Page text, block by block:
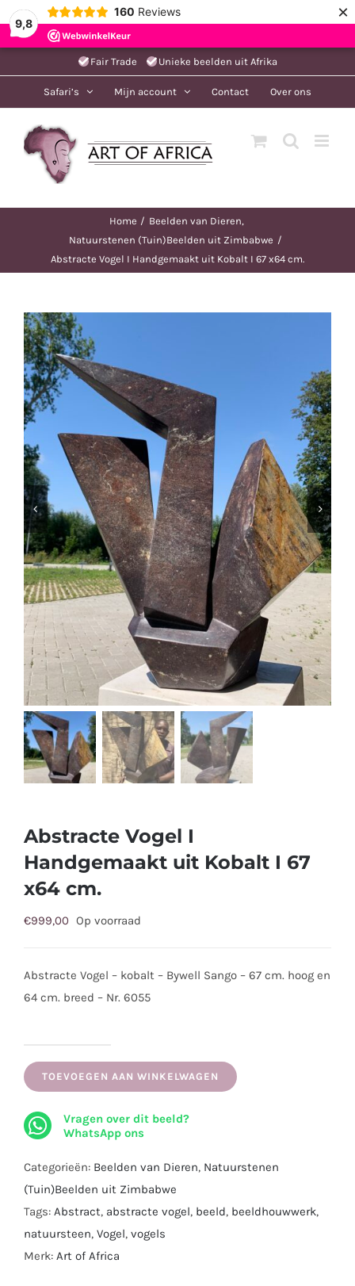
9,8
160 Reviews ×
naar
Fair Trade Unieke beelden uit Afrika
Safari’s Mijn account Contact Over ons
Home
Beelden van Dieren
Natuurstenen (Tuin)Beelden uit Zimbabwe
Abstracte Vogel I Handgemaakt uit Kobalt I 67 x64 cm.
Abstracte Vogel I
Handgemaakt uit Kobalt I 67
x64 cm.
€999,00 Op voorraad
Abstracte Vogel – kobalt – Bywell Sango – 67 cm. hoog en
64 cm. breed – Nr. 6055
Vogel
Handgemaakt
Kobalt
I
67
x64
cm.
TOEVOEGEN AAN WINKELWAGEN
Vragen over dit beeld?
WhatsApp ons
Categorieën: Beelden van Dieren, Natuurstenen
(Tuin)Beelden uit Zimbabwe
Tags: Abstract, abstracte vogel, beeld, beeldhouwwerk,
natuursteen, Vogel, vogels
Merk: Art of Africa